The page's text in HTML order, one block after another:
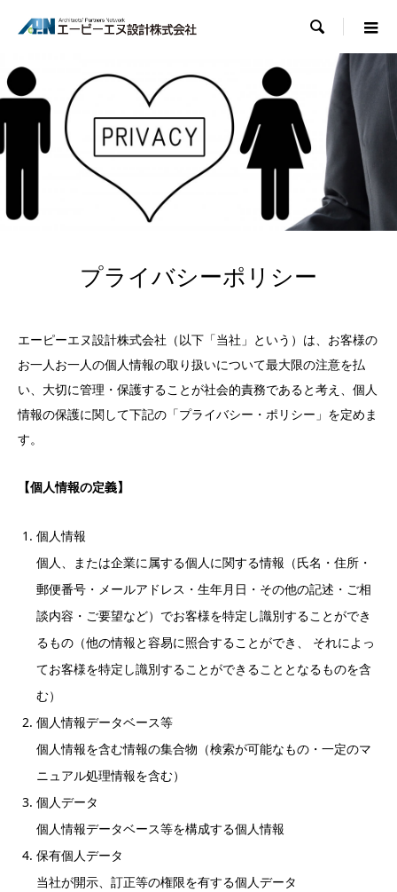

プライバシーポリシー
エーピーエヌ設計株式会社（以下「当社」という）は、お客様の
お一人お一人の個人情報の取り扱いについて最大限の注意を払
い、大切に管理・保護することが社会的責務であると考え、個人
情報の保護に関して下記の「プライバシー・ポリシー」を定めま
す。
【個人情報の定義】
個人情報
個人、または企業に属する個人に関する情報（氏名・住所・
郵便番号・メールアドレス・生年月日・その他の記述・ご相
談内容・ご要望など）でお客様を特定し識別することができ
るもの（他の情報と容易に照合することができ、 それによっ
てお客様を特定し識別することができることとなるものを含
む）
個人情報データベース等
個人情報を含む情報の集合物（検索が可能なもの・一定のマ
ニュアル処理情報を含む）
個人データ
個人情報データベース等を構成する個人情報
保有個人データ
当社が開示、訂正等の権限を有する個人データ